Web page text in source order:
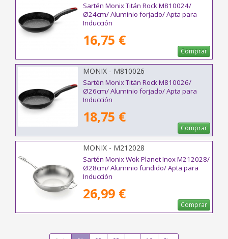
Sartén Monix Titán Rock M810024/
Ø24cm/ Aluminio forjado/ Apta para
Inducción
16,75 €
Comprar
MONIX - M810026
Sartén Monix Titán Rock M810026/
Ø26cm/ Aluminio forjado/ Apta para
Inducción
18,75 €
Comprar
MONIX - M212028
Sartén Monix Wok Planet Inox M212028/
Ø28cm/ Aluminio fundido/ Apta para
Inducción
26,99 €
Comprar